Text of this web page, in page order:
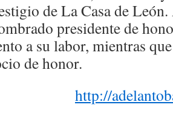
de La Casa de
presidente de
a su labor, mientras
de honor.
http://